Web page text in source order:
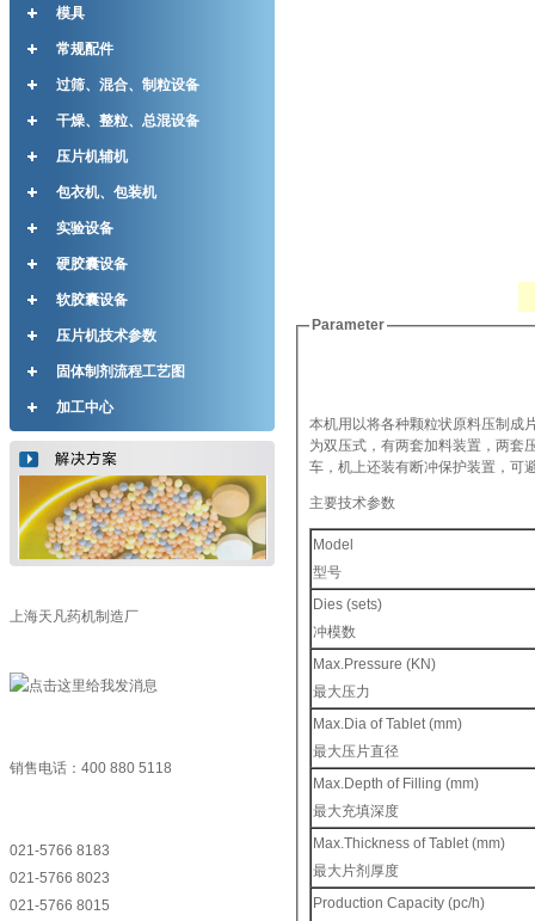
模具
常规配件
过筛、混合、制粒设备
干燥、整粒、总混设备
压片机辅机
包衣机、包装机
实验设备
硬胶囊设备
软胶囊设备
压片机技术参数
固体制剂流程工艺图
加工中心
上海天凡药机制造厂
销售电话：400 880 5118
021-5766 8183
021-5766 8023
021-5766 8015
Parameter
本机用以将各种颗粒状原料压制成
为双压式，有两套加料装置，两套
车，机上还装有断冲保护装置，可
主要技术参数
Model
型号
Dies (sets)
冲模数
Max.Pressure (KN)
最大压力
Max.Dia of Tablet (mm)
最大压片直径
Max.Depth of Filling (mm)
最大充填深度
Max.Thickness of Tablet (mm)
最大片剂厚度
Production Capacity (pc/h)